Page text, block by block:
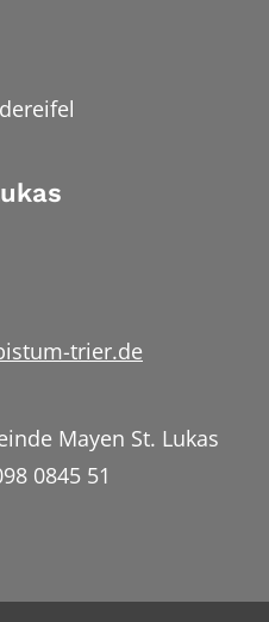
trier.de
Mayen St. Lukas
0845 51